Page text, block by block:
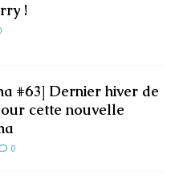
!
#63] Dernier hiver de
cette nouvelle
0